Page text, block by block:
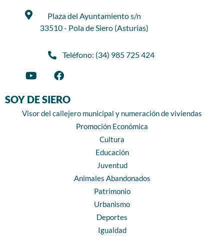
Plaza del Ayuntamiento s/n
33510 - Pola de Siero (Asturias)
Teléfono: (34) 985 725 424
SOY DE SIERO
Visor del callejero municipal y numeración de viviendas
Promoción Económica
Cultura
Educación
Juventud
Animales Abandonados
Patrimonio
Urbanismo
Deportes
Igualdad